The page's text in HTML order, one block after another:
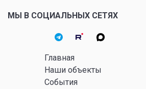
МЫ В СОЦИАЛЬНЫХ СЕТЯХ
Главная
Наши объекты
События